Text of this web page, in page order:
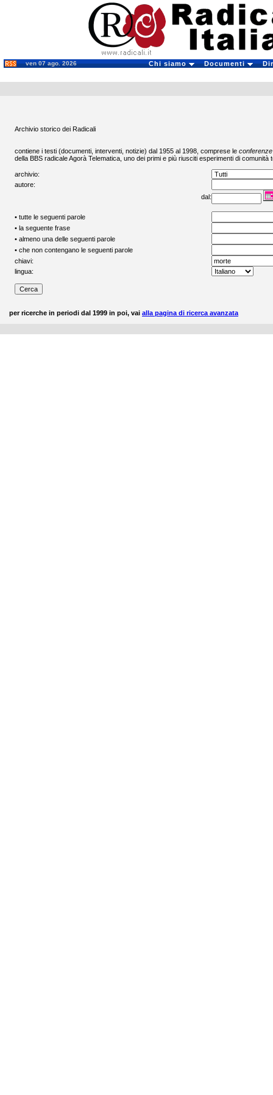
ven 07 ago. 2026 Chi siamo Documenti
Archivio storico dei Radicali
contiene i testi (documenti, interventi, notizie) dal 1955 al 1998, comprese le conferenze
della BBS radicaleAgorà Telematica , uno dei primi e più riusciti esperimenti di comunità
archivio:
autore:
dal:
• tutte le seguenti parole
• la seguente frase
• almeno una delle seguenti parole
• che non contengano le seguenti parole
chiavi:
lingua:
per ricerche in periodi dal 1999 in poi, vai alla pagina di ricerca avanzata